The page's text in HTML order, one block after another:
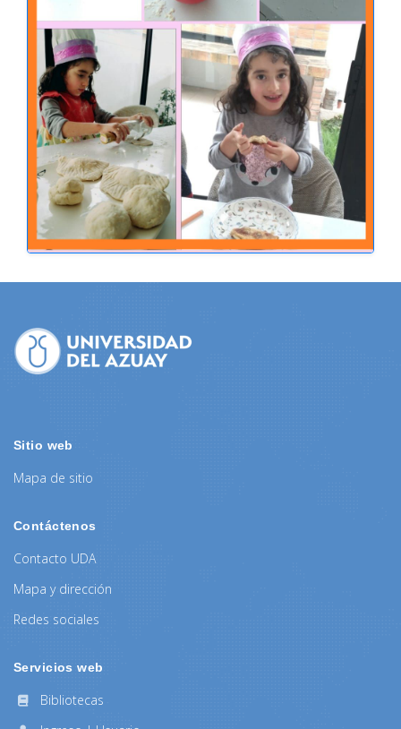
Sitio web
Mapa de sitio
Contáctenos
Contacto UDA
Mapa y dirección
Redes sociales
Servicios web
Bibliotecas